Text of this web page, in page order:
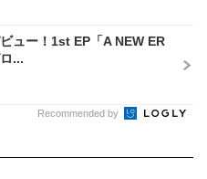
ュー！1st EP「A NEW ER
...
Recommended by